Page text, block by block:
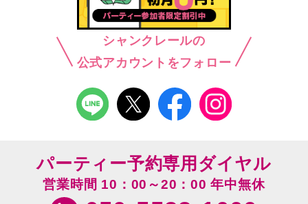
シャンクレールの
公式アカウントをフォロー
パーティー予約専用ダイヤル
営業時間 10：00～20：00 年中無休